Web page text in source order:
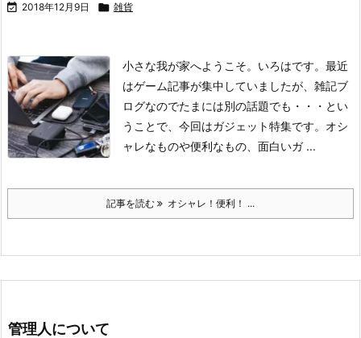
 2018年12月9日  雑貨
小さな我が家へようこそ。いろはです。 最近
はゲーム記事が集中していましたが、雑記ブ
ログなのでたまには別の話題でも・・・ とい
うことで、今回はガジェット特集です。 オシ
ャレなものや便利なもの、面白いガ ...
記事を読む オシャレ！便利！ ...
管理人について